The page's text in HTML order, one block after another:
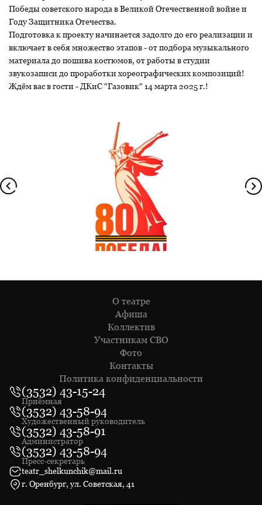
Победы советского народа в Великой Отечественной войне и
Году Защитника Отечества.
Подготовка к проекту начинается задолго до его реализации и
включает в себя множество этапов - от подбора музыкального
материала до пошива костюмов, от работы в студии
звукозаписи до проработки хореографических композиций!
Ждём вас в гости - ДКиС "Газовик" 14 марта 2025 г.!
О театре
Афиша
Коллектив
Участникам СВО
Фото
Контакты
Политика конфиденциальности
(3532) 43-15-24
Приёмная
(3532) 43-58-94
Художественный руководитель
(3532) 43-58-91
Администратор
(3532) 43-58-94
Пресс-секретарь
teatr_shelkunchik@mail.ru
г. Оренбург, ул. Советская, 41